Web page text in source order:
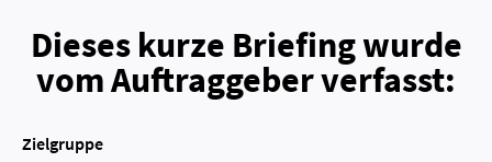
Dieses kurze Briefing wurde
vom Auftraggeber verfasst:
Zielgruppe